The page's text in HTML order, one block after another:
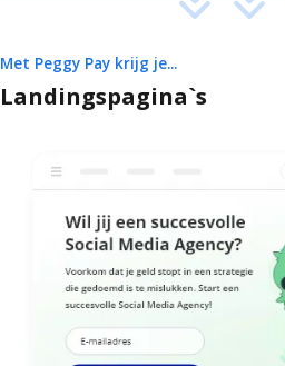
Met Peggy Pay krijg je...
Landingspagina`s